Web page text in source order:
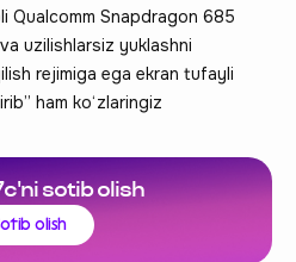
Qualcomm Snapdragon 685
uzilishlarsiz yuklashni
rejimiga ega ekran tufayli
ham ko‘zlaringiz
sotib olish
olish